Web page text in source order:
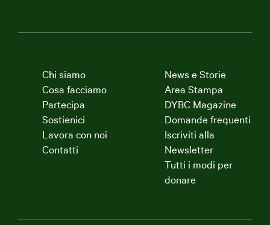
Chi siamo
Cosa facciamo
Partecipa
Sostienici
Lavora con noi
Contatti
News e Storie
Area Stampa
DYBC Magazine
Domande frequenti
Iscriviti alla
Newsletter
Tutti i modi per
donare